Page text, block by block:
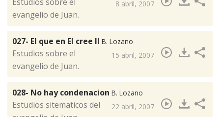
8 abril, 2007
evangelio de Juan.
027- El que en El cree II B. Lozano
15 abril, 2007
​Estudios sobre el
evangelio de Juan.
028- No hay condenacion B. Lozano
22 abril, 2007
​Estudios sitematicos del